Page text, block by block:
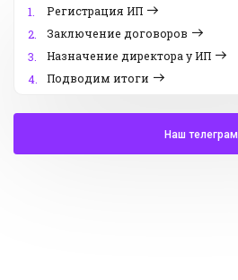
1.
Регистрация ИП
2.
Заключение договоров
3.
Назначение директора у ИП
4.
Подводим итоги
Наш телеграм